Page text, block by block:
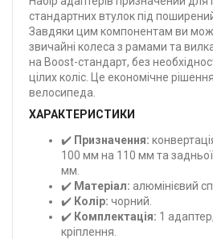
стандартних втулок під
Завдяки цим компонентам ви
звичайні колеса з рамами та
на Boost-стандарт, без
цілих коліс. Це економічне
велосипеда.
ХАРАКТЕРИСТИКИ
✔️ Призначення:
100 мм на 110 мм та
мм.
✔️ Матеріал: алюмінієвий
✔️ Колір: чорний.
✔️ Комплектація: 1
кріплення.